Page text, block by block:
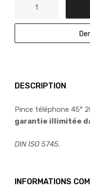
DESCRIPTION
Pince téléphone 45°
garantie illimitée
DIN ISO 5745.
INFORMATIONS